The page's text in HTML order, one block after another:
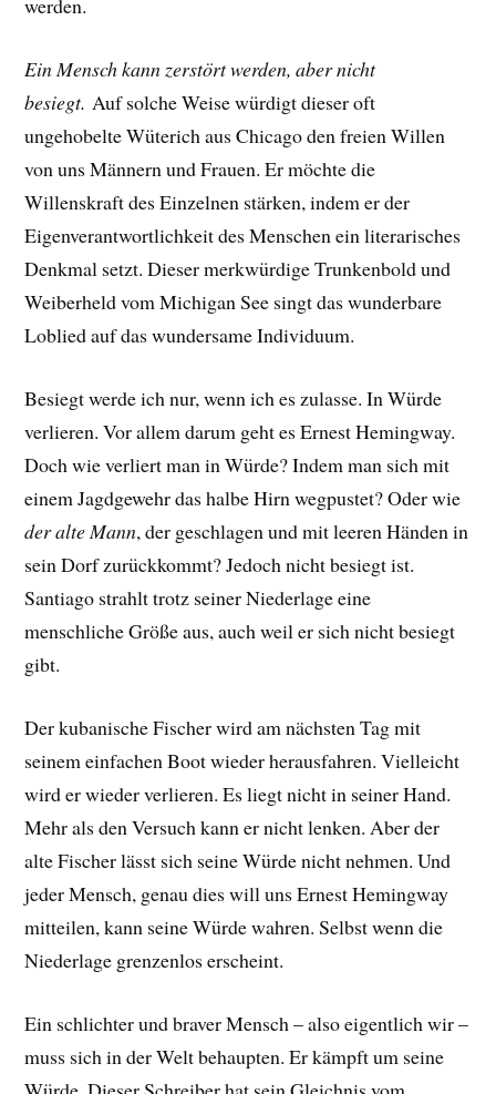
werden.
Ein Mensch kann zerstört werden, aber nicht
besiegt. Auf solche Weise würdigt dieser oft
ungehobelte Wüterich aus Chicago den freien Willen
von uns Männern und Frauen. Er möchte die
Willenskraft des Einzelnen stärken, indem er der
Eigenverantwortlichkeit des Menschen ein literarisches
Denkmal setzt. Dieser merkwürdige Trunkenbold und
Weiberheld vom Michigan See singt das wunderbare
Loblied auf das wundersame Individuum.
Besiegt werde ich nur, wenn ich es zulasse. In Würde
verlieren. Vor allem darum geht es Ernest Hemingway.
Doch wie verliert man in Würde?Indem man sich mit
einem Jagdgewehr das halbe Hirn wegpustet? Oderwie
der alte Mann, der geschlagen und mit leeren Händen in
sein Dorf zurückkommt? Jedoch nicht besiegt ist.
Santiago strahlt trotz seiner Niederlage eine
menschliche Größe aus, auch weil er sich nicht besiegt
gibt.
Der kubanische Fischer wird am nächsten Tag mit
seinem einfachen Boot wieder herausfahren. Vielleicht
wird er wieder verlieren. Es liegt nicht in seiner Hand.
Mehr als den Versuch kann er nicht lenken. Aber der
alte Fischer lässt sich seine Würde nicht nehmen. Und
jeder Mensch, genau dies will uns Ernest Hemingway
mitteilen, kann seine Würde wahren. Selbst wenn die
Niederlage grenzenlos erscheint.
Ein schlichter und braver Mensch – also eigentlich wir –
muss sich in der Welt behaupten. Er kämpft um seine